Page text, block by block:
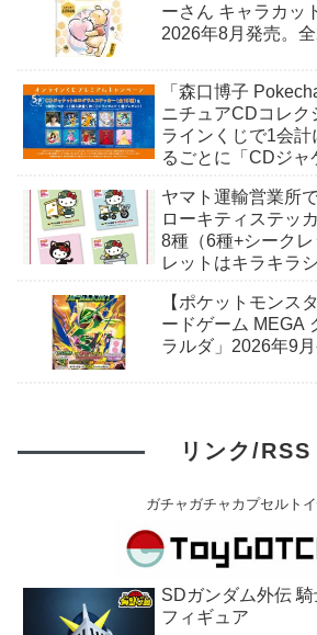
ーさん キャラカッ
2026年8月発売。全
「森口博子
ニチュアCDコレク
ラインくじで1会
るごとに「CDジャ
月15日〜。
ヤマト運輸営業所
ローキティステッ
8種（6種+シーク
レットはキラキラ
【ポケットモンス
ードゲーム MEGA
ラルダ」2026年9
リンク/RSS
ガチャガチャカプセルト
SDガンダム外伝
フィギュア